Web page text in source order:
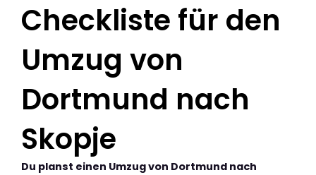
Checkliste für den
Umzug von
Dortmund nach
Skopje
Du planst einen Umzug von Dortmund nach